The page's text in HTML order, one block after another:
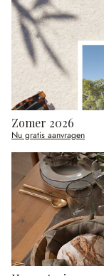
Zomer 2026
Nu gratis aanvragen